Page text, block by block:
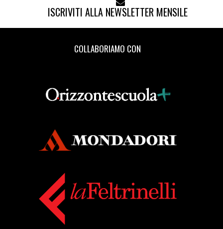
ISCRIVITI ALLA NEWSLETTER MENSILE
COLLABORIAMO CON